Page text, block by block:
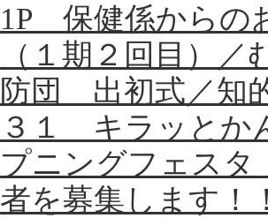
1P 保健係からの
（１期２回目）
防団 出初式／知
３１ キラッとか
プニングフェス
者を募集します！